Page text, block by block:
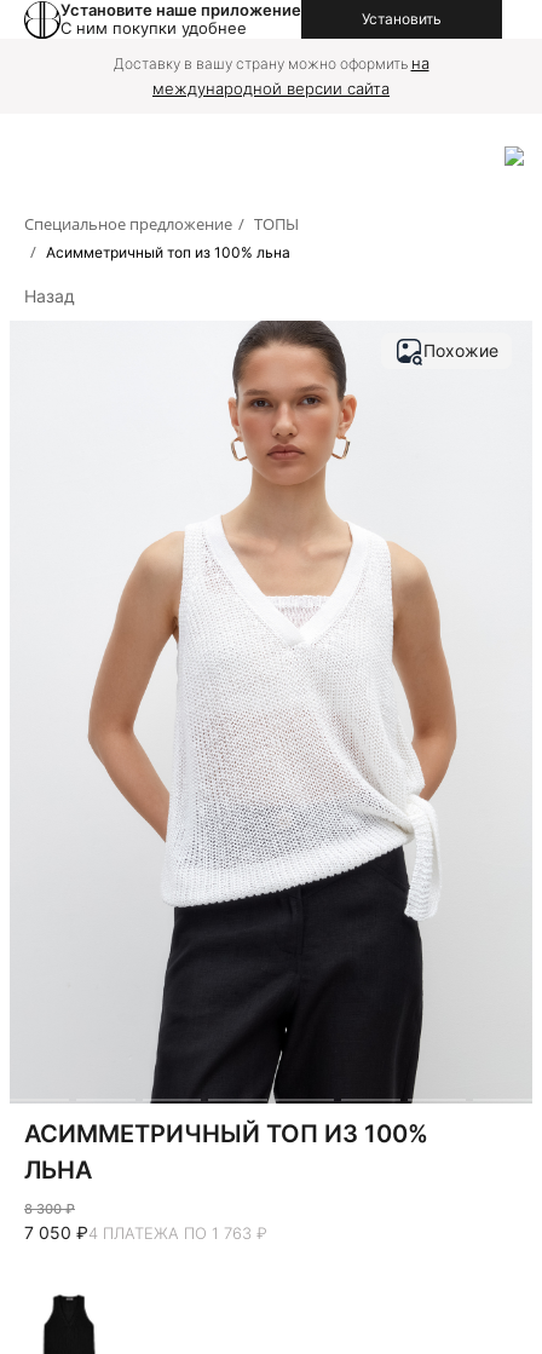
Установите наше приложение
С ним покупки удобнее
Установить
Доставку в вашу страну можно оформить на
международной версии сайта
Специальное предложение / ТОПЫ
/ Асимметричный топ из 100% льна
Назад
Похожие
АСИММЕТРИЧНЫЙ ТОП ИЗ 100%
ЛЬНА
8 300 ₽
7 050 ₽4 ПЛАТЕЖА ПО 1 763 ₽